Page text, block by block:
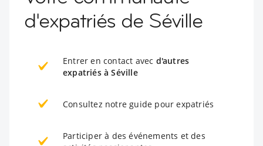
d'expatriés de Séville
Entrer en contact avec d'autres
expatriés à Séville
Consultez notre guide pour expatriés
Participer à des événements et des